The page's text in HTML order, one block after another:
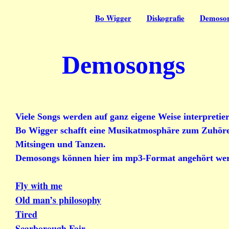
Bo Wigger Diskografie
Demosongs
Viele Songs werden auf ganz eigene Weise
Bo Wigger schafft eine Musikatmosphäre zum
Mitsingen und Tanzen.
Demosongs können hier im mp3-Format angehört
Fly with me
Old man’s philosophy
Tired